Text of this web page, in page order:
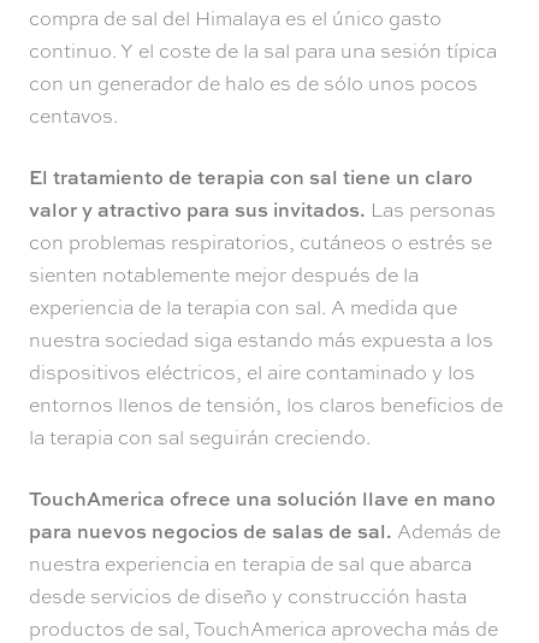
compra de sal del Himalaya es el único gasto
continuo. Y el coste de la sal para una sesión típica
con un generador de halo es de sólo unos pocos
centavos.
El tratamiento de terapia con sal tiene un claro
valor y atractivo para sus invitados. Las personas
con problemas respiratorios, cutáneos o estrés se
sienten notablemente mejor después de la
experiencia de la terapia con sal. A medida que
nuestra sociedad siga estando más expuesta a los
dispositivos eléctricos, el aire contaminado y los
entornos llenos de tensión, los claros beneficios de
la terapia con sal seguirán creciendo.
TouchAmerica ofrece una solución llave en mano
para nuevos negocios de salas de sal. Además de
nuestra experiencia en terapia de sal que abarca
desde servicios de diseño y construcción hasta
productos de sal, TouchAmerica aprovecha más de